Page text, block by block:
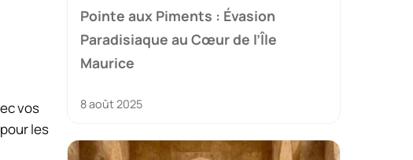
vos
les
Pointe aux Piments : Évasion
Paradisiaque au Cœur de l’Île
Maurice
8 août 2025